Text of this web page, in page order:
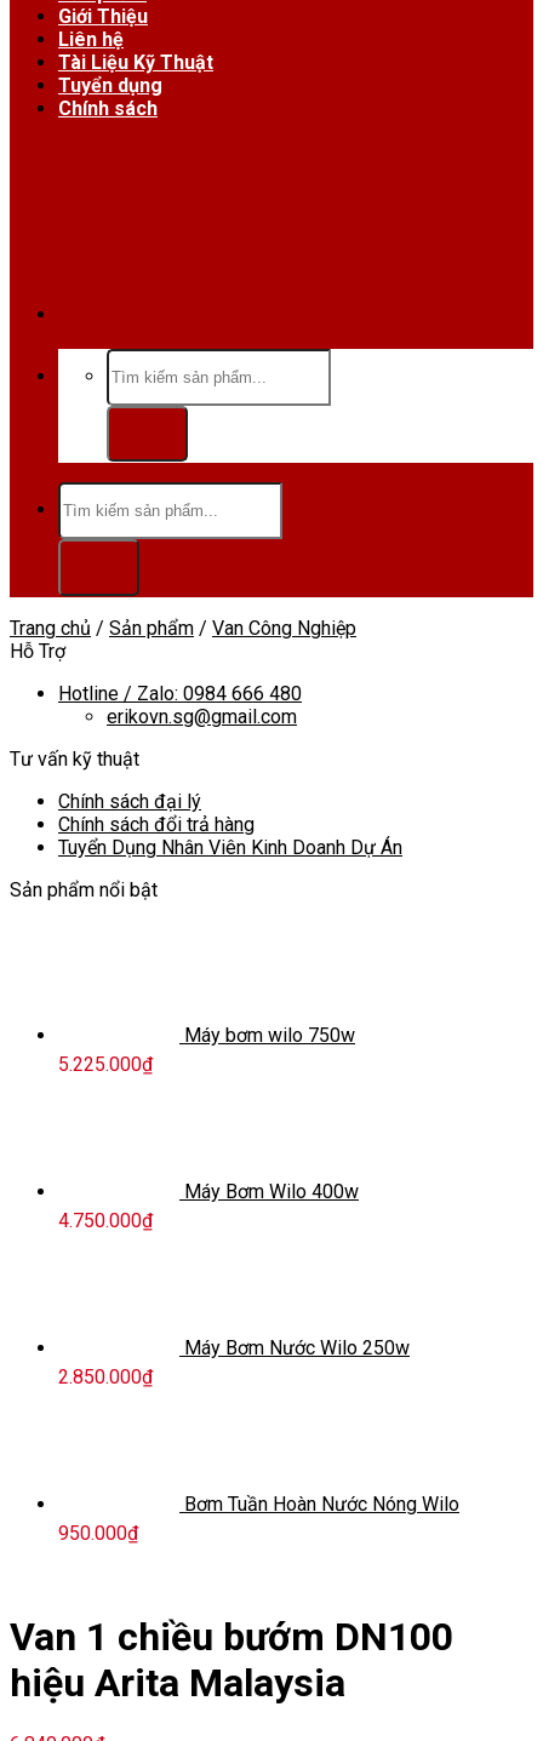
Giới Thiệu
Liên hệ
Tài Liệu Kỹ Thuật
Tuyển dụng
Chính sách
Tìm
kiếm:
Tìm
kiếm:
Trang chủ / Sản phẩm / Van Công Nghiệp
Hỗ Trợ
Hotline / Zalo: 0984 666 480
erikovn.sg@gmail.com
Tư vấn kỹ thuật
Chính sách đại lý
Chính sách đổi trả hàng
Tuyển Dụng Nhân Viên Kinh Doanh Dự Án
Sản phẩm nổi bật
Máy bơm wilo 750w
5.225.000₫
Máy Bơm Wilo 400w
4.750.000₫
Máy Bơm Nước Wilo 250w
2.850.000₫
Bơm Tuần Hoàn Nước Nóng Wilo
950.000₫
Van 1 chiều bướm DN100
hiệu Arita Malaysia